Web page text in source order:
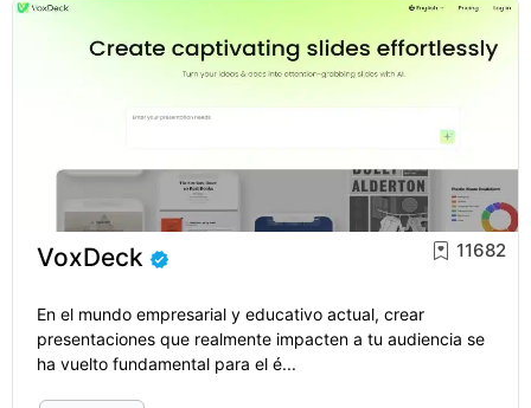
VoxDeck 11682
En el mundo empresarial y educativo actual, crear
presentaciones que realmente impacten a tu audiencia se
ha vuelto fundamental para el é...